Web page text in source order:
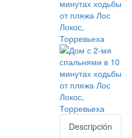
Descripción